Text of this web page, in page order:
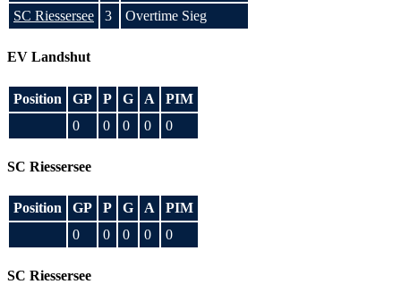
SC Riessersee
3 Overtime Sieg
EV Landshut
Position GP P G A
PIM
0
0 0 0 0
SC Riessersee
Position GP P G A
PIM
0
0 0 0 0
SC Riessersee